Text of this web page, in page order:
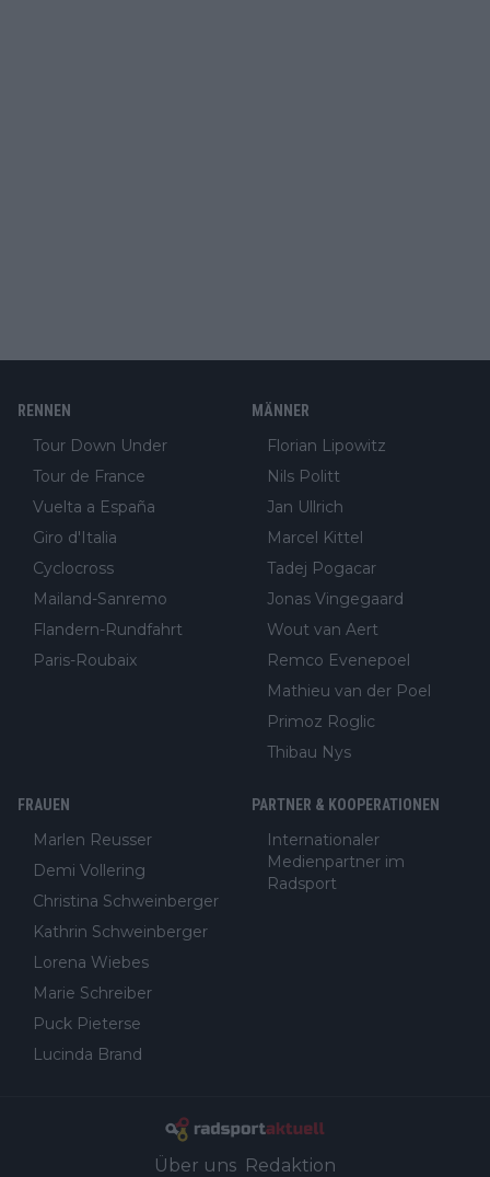
RENNEN
Tour Down Under
Tour de France
Vuelta a España
Giro d'Italia
Cyclocross
Mailand-Sanremo
Flandern-Rundfahrt
Paris-Roubaix
MÄNNER
Florian Lipowitz
Nils Politt
Jan Ullrich
Marcel Kittel
Tadej Pogacar
Jonas Vingegaard
Wout van Aert
Remco Evenepoel
Mathieu van der Poel
Primoz Roglic
Thibau Nys
FRAUEN
Marlen Reusser
Demi Vollering
Christina Schweinberger
Kathrin Schweinberger
Lorena Wiebes
Marie Schreiber
Puck Pieterse
Lucinda Brand
PARTNER & KOOPERATIONEN
Internationaler
Medienpartner im
Radsport
Über uns Redaktion